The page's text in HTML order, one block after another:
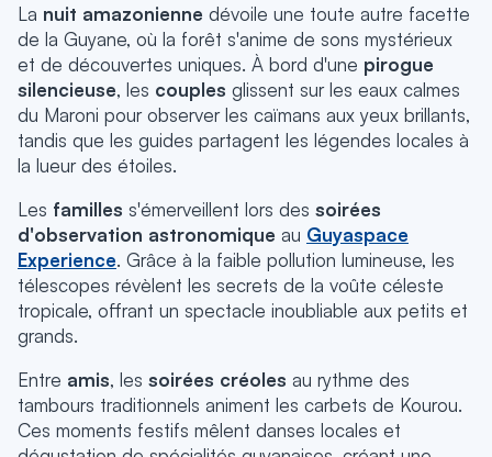
La nuit amazonienne dévoile une toute autre facette
de la Guyane, où la forêt s'anime de sons mystérieux
et de découvertes uniques. À bord d'une pirogue
silencieuse, les couples glissent sur les eaux calmes
du Maroni pour observer les caïmans aux yeux brillants,
tandis que les guides partagent les légendes locales à
la lueur des étoiles.
Les familles s'émerveillent lors des soirées
d'observation astronomique au Guyaspace
Experience. Grâce à la faible pollution lumineuse, les
télescopes révèlent les secrets de la voûte céleste
tropicale, offrant un spectacle inoubliable aux petits et
grands.
Entre amis, les soirées créoles au rythme des
tambours traditionnels animent les carbets de Kourou.
Ces moments festifs mêlent danses locales et